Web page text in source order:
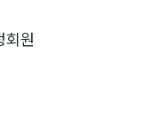
? 어떻게 완화할
나요? 62
회원